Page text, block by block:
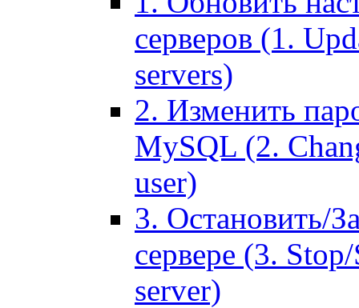
серверов (1.
servers)
2. Изменить
MySQL (2.
user)
3. Остановить/
сервере (3.
server)